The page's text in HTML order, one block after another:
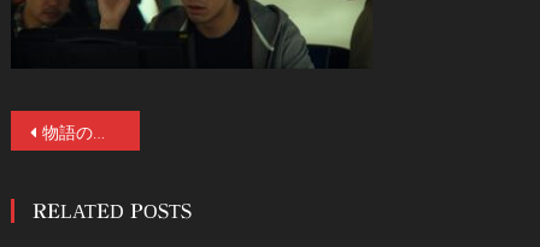
投
ナ
物語の鍵を握る4名の“罪”をめぐる“血化粧”が施されたキャラポスターと新規場面写真が解禁！地獄絵図×考察必至のホラー『THE SIN 罪』11/29(金)公開！
RELATED POSTS